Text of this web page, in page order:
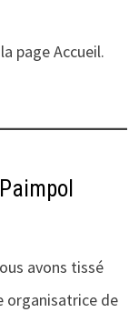
page Accueil.
avons tissé
organisatrice de